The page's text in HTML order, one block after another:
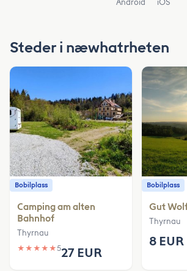
Android iOS
Steder i næwhatrheten
Bobilplass
Camping am alten
Bahnhof
Thyrnau
★ ★ ★ ★ ★527 EUR
Bobilplass
Gut
Thyrnau
8 EUR